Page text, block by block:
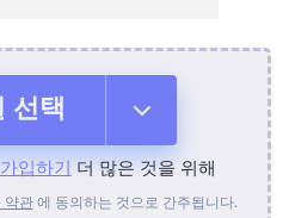
선택
서
가입하기 더 많은 것을 위해
약관에 동의하는 것으로 간주됩니다.